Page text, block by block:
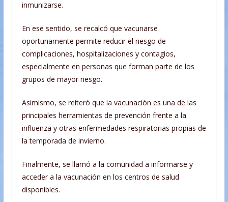
inmunizarse.
En ese sentido, se recalcó que vacunarse
oportunamente permite reducir el riesgo de
complicaciones, hospitalizaciones y contagios,
especialmente en personas que forman parte de los
grupos de mayor riesgo.
Asimismo, se reiteró que la vacunación es una de las
principales herramientas de prevención frente a la
influenza y otras enfermedades respiratorias propias de
la temporada de invierno.
Finalmente, se llamó a la comunidad a informarse y
acceder a la vacunación en los centros de salud
disponibles.